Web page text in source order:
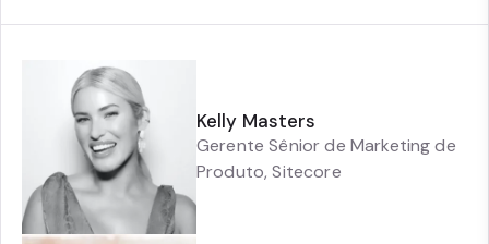
Kelly Masters
Gerente Sênior de Marketing de
Produto,Sitecore